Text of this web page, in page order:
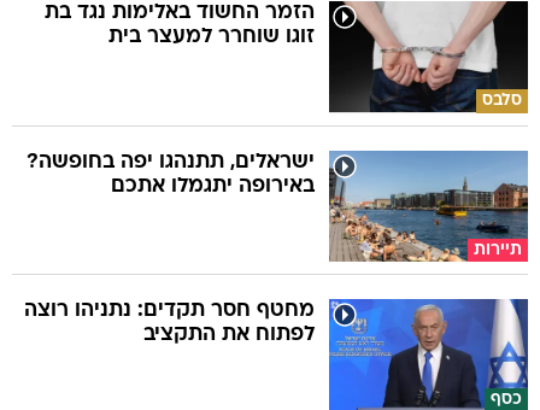
סלבס
הזמר החשוד באלימות נגד בת
זוגו שוחרר למעצר בית
תיירות
ישראלים, תתנהגו יפה בחופשה?
באירופה יתגמלו אתכם
כסף
מחטף חסר תקדים: נתניהו רוצה
לפתוח את התקציב